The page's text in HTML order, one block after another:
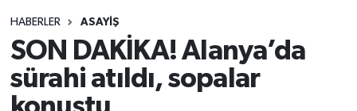
HABERLER ASAYIŞ
SON DAKİKA! Alanya’da
sürahi atıldı, sopalar
Siyaset
Spor
Turizm
Süper Lig Puan Durumu ve Fikstür
Tüm Manşetler
Son Dakika Haberleri